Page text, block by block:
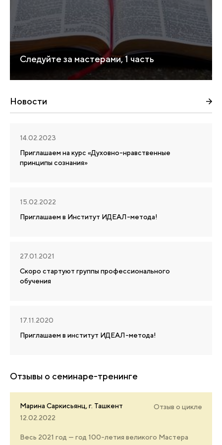
Следуйте за мастерами, 1 часть
Новости
14.02.2023
Приглашаем на курс «Духовно-нравственные
принципы сознания»
15.02.2022
Приглашаем в Институт ИДЕАЛ-метода!
27.01.2021
Скоро стартуют группы профессионального
обучения
17.11.2020
Приглашаем в институт ИДЕАЛ-метода!
Отзывы о семинаре-тренинге
Марина Саркисьянц, г. Ташкент
12.02.2022
Отзыв о цикле
Весь 2021 год — год 100-летия великого Мастера